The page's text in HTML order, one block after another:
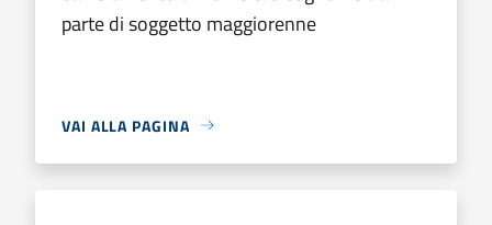
parte di soggetto maggiorenne
VAI ALLA PAGINA